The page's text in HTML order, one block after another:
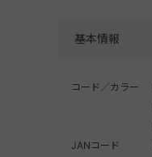
基本情報
コード／カラー
JANコード